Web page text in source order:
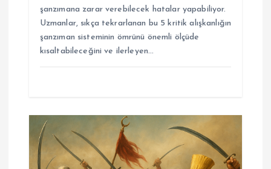
şanzımana zarar verebilecek hatalar yapabiliyor.
Uzmanlar, sıkça tekrarlanan bu 5 kritik alışkanlığın
şanzıman sisteminin ömrünü önemli ölçüde
kısaltabileceğini ve ilerleyen…